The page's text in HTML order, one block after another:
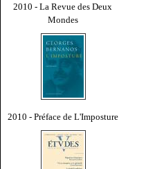
2010 - La Revue des Deux
Mondes
2010 - Préface de L'Imposture